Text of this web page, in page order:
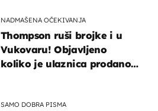
NADMAŠENA OČEKIVANJA
Thompson ruši brojke i u
Vukovaru! Objavljeno
koliko je ulaznica prodano
SAMO DOBRA PISMA